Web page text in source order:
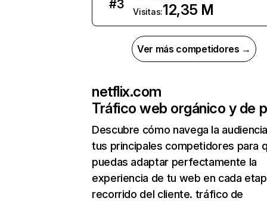
#3
Visitas:12,35 M
Ver más competidores →
netflix.com
Tráfico web orgánico y de
Descubre cómo navega la
tus principales competidores para
puedas adaptar perfectamente la
experiencia de tu web en cada
recorrido del cliente. tráfico de